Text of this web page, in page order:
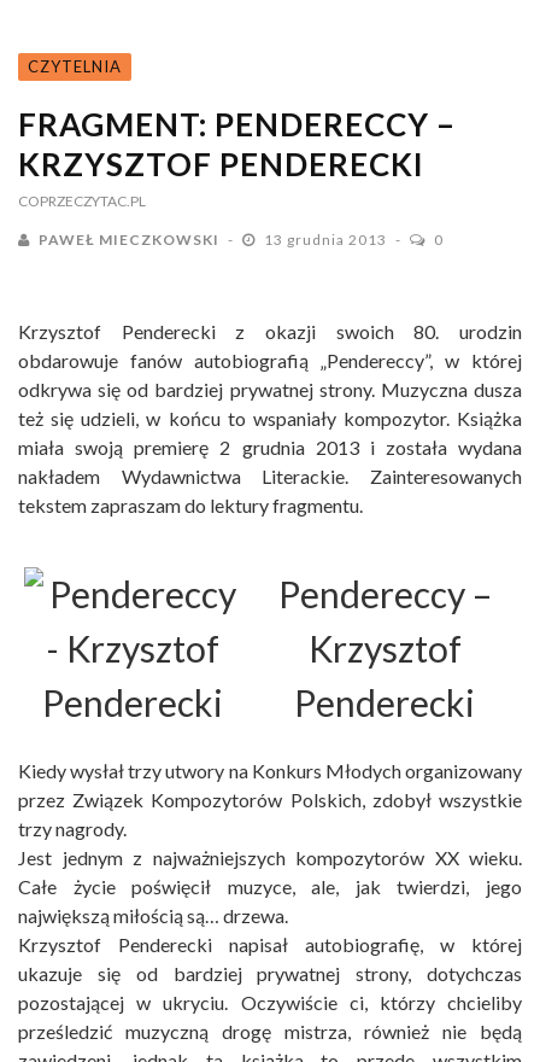
CZYTELNIA
FRAGMENT: PENDERECCY –
KRZYSZTOF PENDERECKI
COPRZECZYTAC.PL
PAWEŁ MIECZKOWSKI 13 grudnia 2013 0
Krzysztof Penderecki z okazji swoich 80. urodzin
obdarowuje fanów autobiografią „Pendereccy”, w której
odkrywa się od bardziej prywatnej strony. Muzyczna dusza
też się udzieli, w końcu to wspaniały kompozytor. Książka
miała swoją premierę 2 grudnia 2013 i została wydana
nakładem Wydawnictwa Literackie. Zainteresowanych
tekstem zapraszam do lektury fragmentu.
Pendereccy–
Krzysztof
Penderecki
Kiedy wysłał trzy utwory na Konkurs Młodych organizowany
przez Związek Kompozytorów Polskich, zdobył wszystkie
trzy nagrody.
Jest jednym z najważniejszych kompozytorów XX wieku.
Całe życie poświęcił muzyce, ale, jak twierdzi, jego
największą miłością są… drzewa.
Krzysztof Penderecki napisał autobiografię, w której
ukazuje się od bardziej prywatnej strony, dotychczas
pozostającej w ukryciu. Oczywiście ci, którzy chcieliby
prześledzić muzyczną drogę mistrza, również nie będą